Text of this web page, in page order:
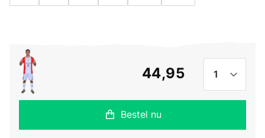
€ 44,95
Bestel nu